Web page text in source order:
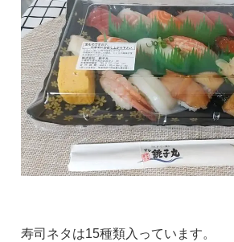
寿司ネタは15種類入っています。